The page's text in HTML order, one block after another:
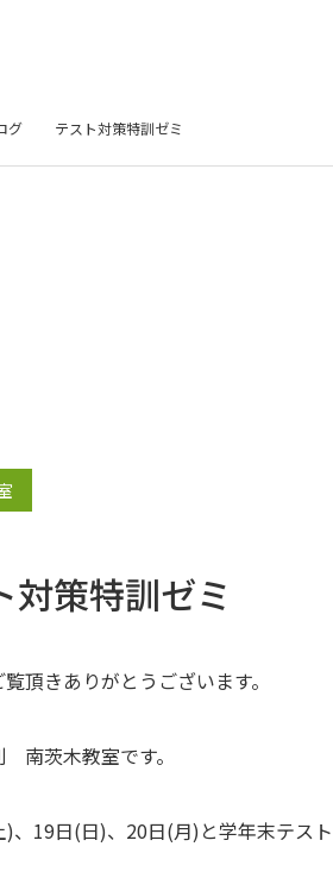
グ テスト対策特訓ゼミ
対策特訓ゼミ
頂きありがとうございます。
南茨木教室です。
、19日(日)、20日(月)と学年末テス